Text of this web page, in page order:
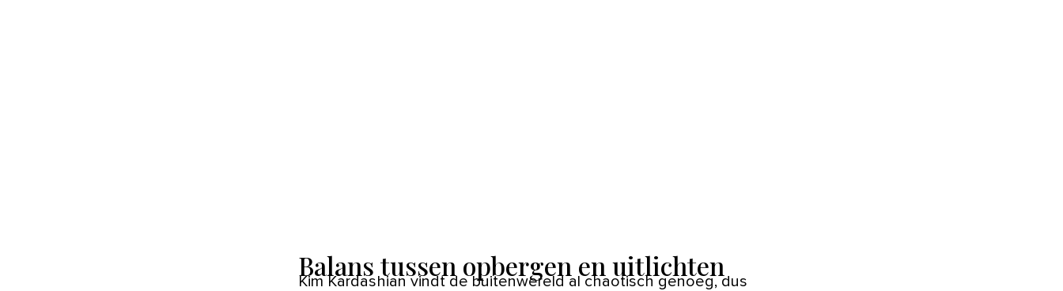
Balans tussen opbergen en uitlichten
Kim Kardashian vindt de buitenwereld al chaotisch genoeg, dus